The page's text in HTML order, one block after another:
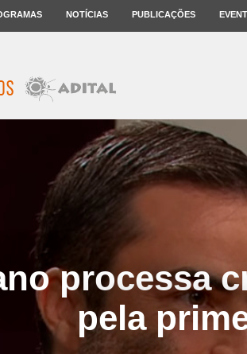
NOTÍCIAS PUBLICAÇÕES
processa
pela